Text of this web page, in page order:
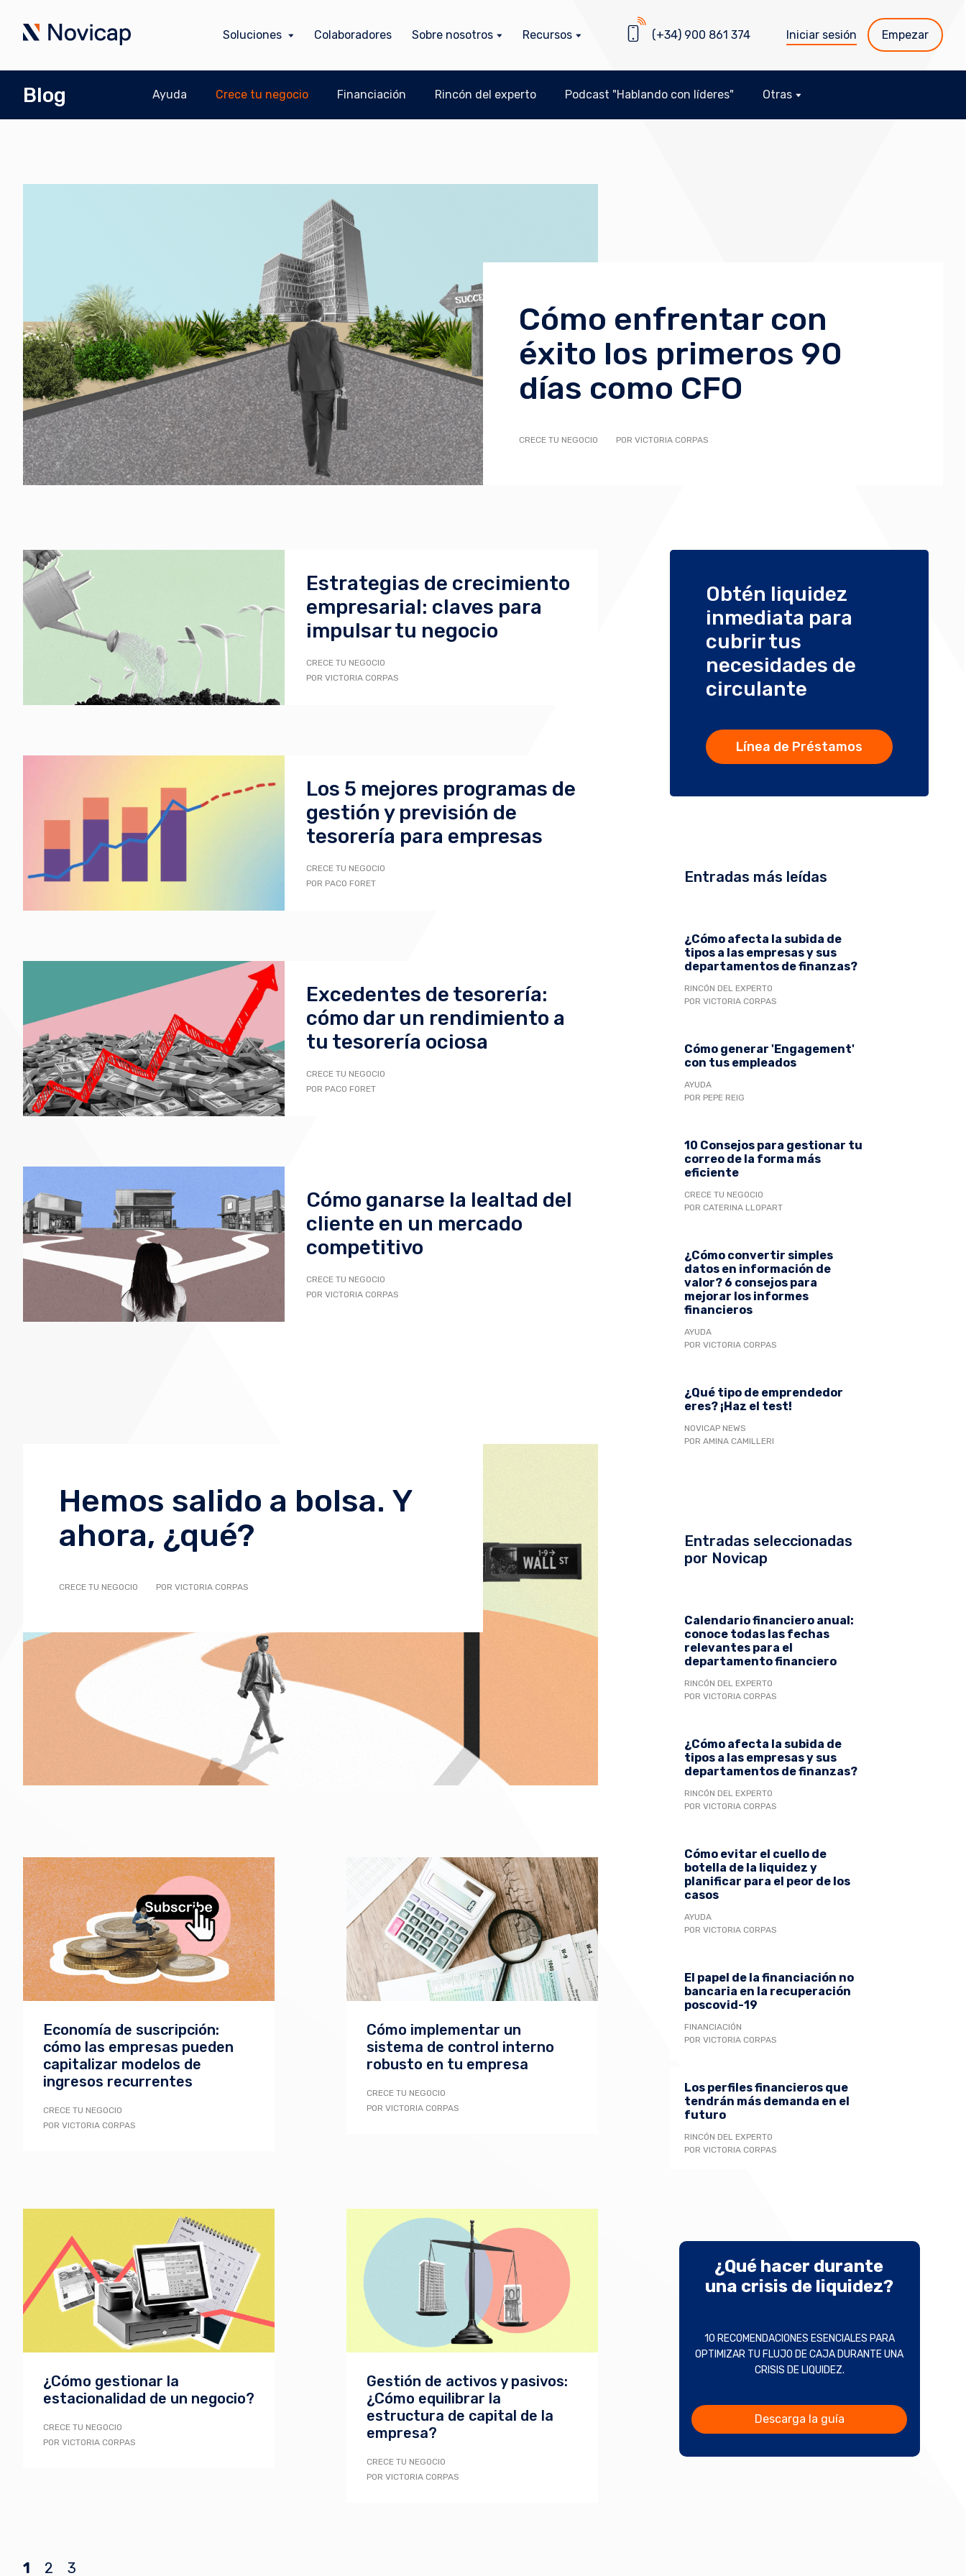
Soluciones Colaboradores Sobre nosotros Recursos (+34) 900 861 374 Iniciar sesión Empezar
Blog Ayuda Crece tu negocio Financiación Rincón del experto Podcast "Hablando con líderes" Otras
Cómo enfrentar con
éxito los primeros 90
días como CFO
CRECE TU NEGOCIO POR VICTORIA CORPAS
Estrategias de crecimiento
empresarial: claves para
impulsar tu negocio
CRECE TU NEGOCIO
POR VICTORIA CORPAS
Los 5 mejores programas de
gestión y previsión de
tesorería para empresas
CRECE TU NEGOCIO
POR PACO FORET
Excedentes de tesorería:
cómo dar un rendimiento a
tu tesorería ociosa
CRECE TU NEGOCIO
POR PACO FORET
Cómo ganarse la lealtad del
cliente en un mercado
competitivo
CRECE TU NEGOCIO
POR VICTORIA CORPAS
Hemos salido a bolsa. Y
ahora, ¿qué?
CRECE TU NEGOCIO POR VICTORIA CORPAS
Economía de suscripción:
cómo las empresas pueden
capitalizar modelos de
ingresos recurrentes
CRECE TU NEGOCIO
POR VICTORIA CORPAS
Cómo implementar un
sistema de control interno
robusto en tu empresa
CRECE TU NEGOCIO
POR VICTORIA CORPAS
¿Cómo gestionar la
estacionalidad de un negocio?
CRECE TU NEGOCIO
POR VICTORIA CORPAS
Gestión de activos y pasivos:
¿Cómo equilibrar la
estructura de capital de la
empresa?
CRECE TU NEGOCIO
POR VICTORIA CORPAS
1 2 3
Obtén liquidez
inmediata para
cubrir tus
necesidades de
circulante
Línea de Préstamos
Entradas más leídas
¿Cómo afecta la subida de
tipos a las empresas y sus
departamentos de finanzas?
RINCÓN DEL EXPERTO
POR VICTORIA CORPAS
Cómo generar 'Engagement'
con tus empleados
AYUDA
POR PEPE REIG
10 Consejos para gestionar tu
correo de la forma más
eficiente
CRECE TU NEGOCIO
POR CATERINA LLOPART
¿Cómo convertir simples
datos en información de
valor? 6 consejos para
mejorar los informes
financieros
AYUDA
POR VICTORIA CORPAS
¿Qué tipo de emprendedor
eres? ¡Haz el test!
NOVICAP NEWS
POR AMINA CAMILLERI
Entradas seleccionadas
por Novicap
Calendario financiero anual:
conoce todas las fechas
relevantes para el
departamento financiero
RINCÓN DEL EXPERTO
POR VICTORIA CORPAS
¿Cómo afecta la subida de
tipos a las empresas y sus
departamentos de finanzas?
RINCÓN DEL EXPERTO
POR VICTORIA CORPAS
Cómo evitar el cuello de
botella de la liquidez y
planificar para el peor de los
casos
AYUDA
POR VICTORIA CORPAS
El papel de la financiación no
bancaria en la recuperación
poscovid-19
FINANCIACIÓN
POR VICTORIA CORPAS
Los perfiles financieros que
tendrán más demanda en el
futuro
RINCÓN DEL EXPERTO
POR VICTORIA CORPAS
¿Qué hacer durante
una crisis de liquidez?
10 RECOMENDACIONES ESENCIALES PARA
OPTIMIZAR TU FLUJO DE CAJA DURANTE UNA
CRISIS DE LIQUIDEZ.
Descarga la guía